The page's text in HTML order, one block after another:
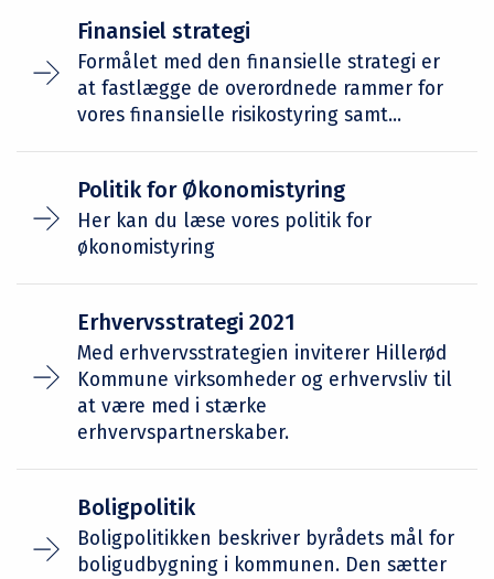
Finansiel strategi
Formålet med den finansielle strategi er
at fastlægge de overordnede rammer for
vores finansielle risikostyring samt...
Politik for Økonomistyring
Her kan du læse vores politik for
økonomistyring
Erhvervsstrategi 2021
Med erhvervsstrategien inviterer Hillerød
Kommune virksomheder og erhvervsliv til
at være med i stærke
erhvervspartnerskaber.
Boligpolitik
Boligpolitikken beskriver byrådets mål for
boligudbygning i kommunen. Den sætter